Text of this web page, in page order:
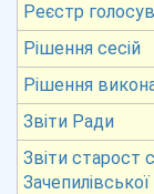
Реєстр
Рішення сесій
Рішення
Звіти Ради
Звіти старост